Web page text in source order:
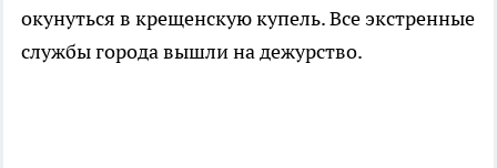
окунуться в крещенскую купель. Все экстренные
службы города вышли на дежурство.